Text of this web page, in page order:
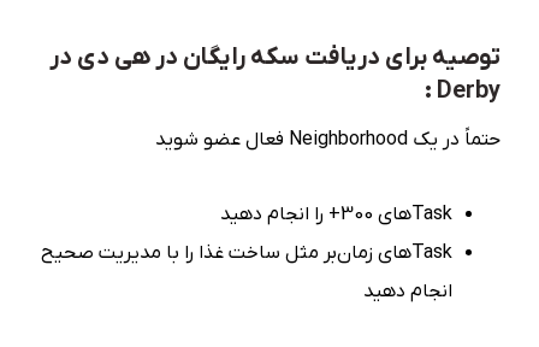
توصیه برای دریافت سکه رایگان در هی دی در
Derby :
حتماً در یک Neighborhood فعال عضو شوید
Task‌های 300+ را انجام دهید
Task‌های زمان‌بر مثل ساخت غذا را با مدیریت صحیح
انجام دهید